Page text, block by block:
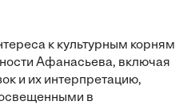
к культурным корням
Афанасьева, включая
и их интерпретацию,
в